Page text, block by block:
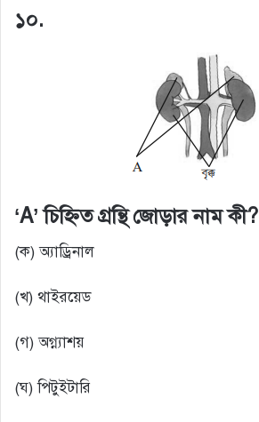
১০.
‘A’ চিহ্নিত গ্রন্থি জোড়ার নাম কী?
(ক) অ্যাড্রিনাল
(খ) থাইরয়েড
(গ) অগ্ন্যাশয়
(ঘ) পিটুইটারি